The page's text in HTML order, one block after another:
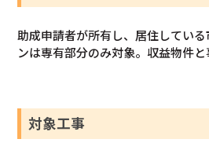
助成申請者が所有し、居住してい
ンは専有部分のみ対象。収益物件と
対象工事